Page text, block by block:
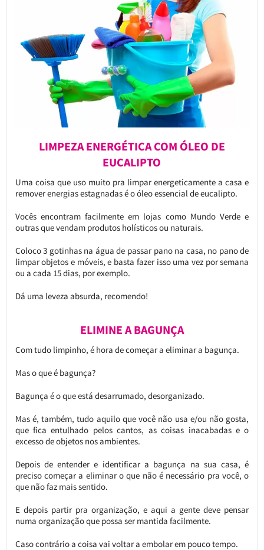
LIMPEZA ENERGÉTICA COM ÓLEO DE
EUCALIPTO
Uma coisa que uso muito pra limpar energeticamente a casa e
remover energias estagnadas é o óleo essencial de eucalipto.
Vocês encontram facilmente em lojas como Mundo Verde e
outras que vendam produtos holísticos ou naturais.
Coloco 3 gotinhas na água de passar pano na casa, no pano de
limpar objetos e móveis, e basta fazer isso uma vez por semana
ou a cada 15 dias, por exemplo.
Dá uma leveza absurda, recomendo!
ELIMINE A BAGUNÇA
Com tudo limpinho, é hora de começar a eliminar a bagunça.
Mas o que é bagunça?
Bagunça é o que está desarrumado, desorganizado.
Mas é, também, tudo aquilo que você não usa e/ou não gosta,
que fica entulhado pelos cantos, as coisas inacabadas e o
excesso de objetos nos ambientes.
Depois de entender e identificar a bagunça na sua casa, é
preciso começar a eliminar o que não é necessário pra você, o
que não faz mais sentido.
E depois partir pra organização, e aqui a gente deve pensar
numa organização que possa ser mantida facilmente.
Caso contrário a coisa vai voltar a embolar em pouco tempo.